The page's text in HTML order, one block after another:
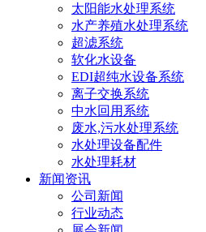
太阳能水处理系统
水产养殖水处理系统
超滤系统
软化水设备
EDI超纯水设备系统
离子交换系统
中水回用系统
废水,污水处理系统
水处理设备配件
水处理耗材
新闻资讯
公司新闻
行业动态